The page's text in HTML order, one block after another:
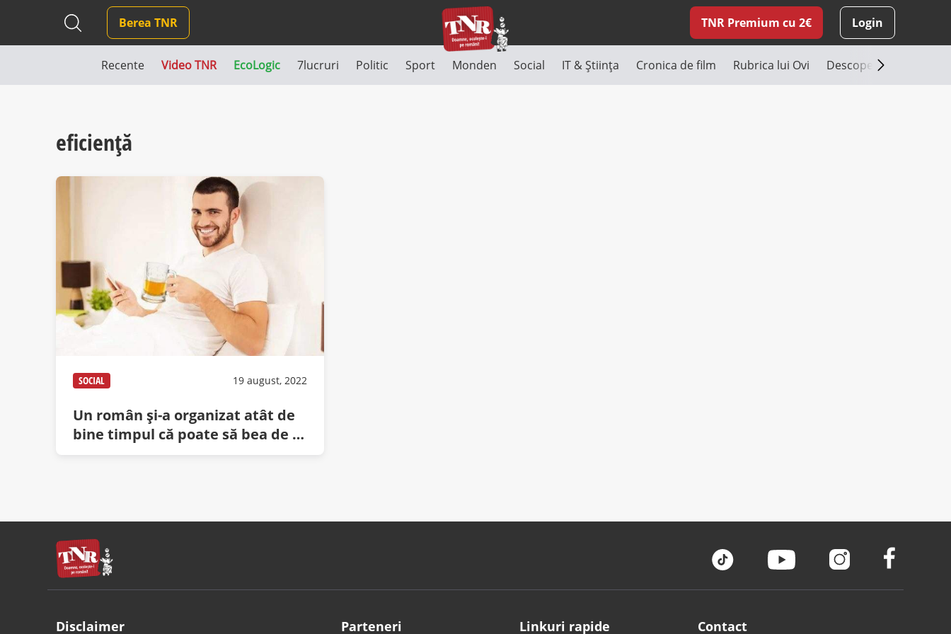
Berea TNR TNR Premium cu 2€ Login
Recente Video TNR EcoLogic 7lucruri Politic Sport Monden Social IT & Știința Cronica de film Rubrica lui Ovi Descoperă România
eficiență
SOCIAL 19 august, 2022
Un român şi-a organizat atât de
bine timpul că poate să bea de la
10 dimineaţa
Disclaimer Parteneri Linkuri rapide Contact